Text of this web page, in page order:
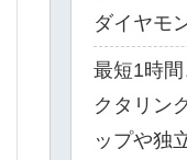
ダイヤモ
最短1時
クタリン
ップや独